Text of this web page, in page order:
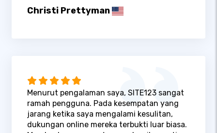
Christi Prettyman
Menurut pengalaman saya, SITE123 sangat
ramah pengguna. Pada kesempatan yang
jarang ketika saya mengalami kesulitan,
dukungan online mereka terbukti luar biasa.